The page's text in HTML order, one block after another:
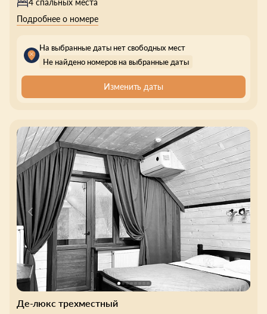
4 спальных места
Подробнее о номере
На выбранные даты нет свободных мест
Не найдено номеров на выбранные даты
Изменить даты
Де-люкс трехместный